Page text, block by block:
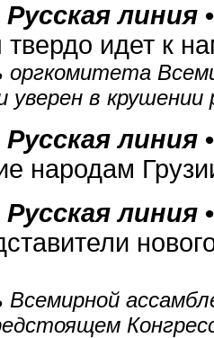
Русская линия
идет к
оргкомитета
уверен в
Русская линия
народам
Русская линия